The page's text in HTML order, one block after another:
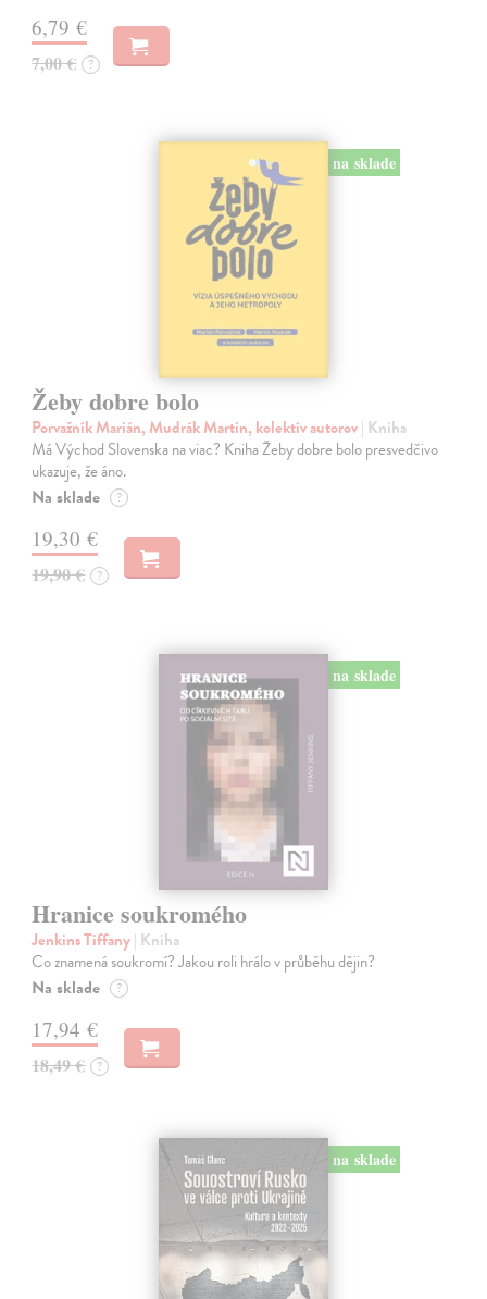
6,79 €
7,00 € ?
na sklade
Žeby dobre bolo
Porvažník Marián, Mudrák Martin, kolektív autorov| Kniha
Má Východ Slovenska na viac? Kniha Žeby dobre bolo presvedčivo
ukazuje, že áno.
Na sklade ?
19,30 €
19,90 € ?
na sklade
Hranice soukromého
Jenkins Tiffany| Kniha
Co znamená soukromí? Jakou roli hrálo v průběhu dějin?
Na sklade ?
17,94 €
18,49 € ?
na sklade